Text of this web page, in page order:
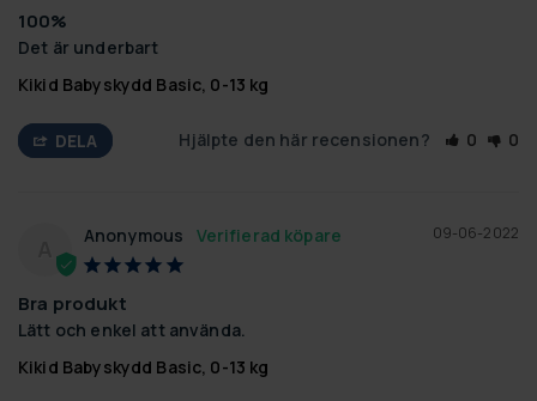
100%
Det är underbart
Kikid Babyskydd Basic, 0-13 kg
DELA Hjälpte den här recensionen? 0 0
09-06-2022
Anonymous
Bra produkt
Lätt och enkel att använda.
Kikid Babyskydd Basic, 0-13 kg